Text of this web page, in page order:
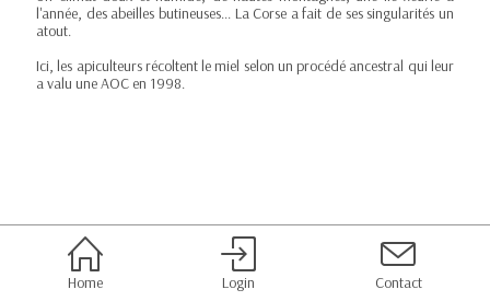
l'année, des abeilles butineuses... La Corse a fait de ses singularités un
atout.
Ici, les apiculteurs récoltent le miel selon un procédé ancestral qui leur
a valu une AOC en 1998.
Home Login Contact